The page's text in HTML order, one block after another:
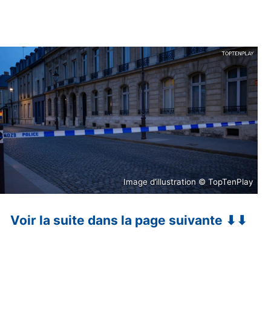
Image d’illustration © TopTenPlay
Voir la suite dans la page suivante ⬇⬇